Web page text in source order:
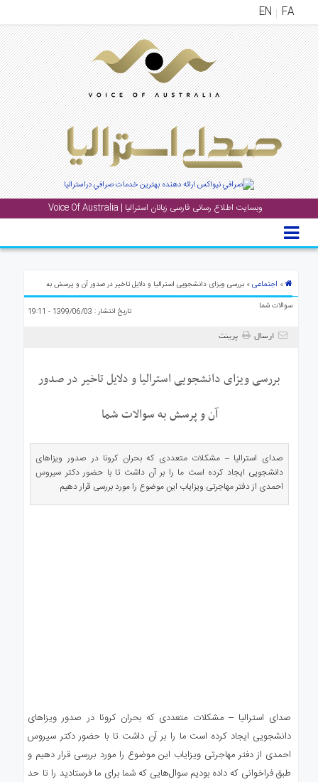
FA
EN
وبسایت اطلاع رسانی فارسی زبانان استرالیا | Voice Of Australia
منوی
اصلی
خانه
جشن
ها
و
رویداد
ها
استرالیا
» اجتماعی» بررسی ویزای دانشجویی استرالیا و دلایل تاخیر در صدور آن و پرسش به
سوالات شما
تاریخ انتشار : 1399/06/03 - 19:11
ارسال پرینت
بررسی ویزای دانشجویی استرالیا و دلایل تاخیر در صدور
آن و پرسش به سوالات شما
صدای استرالیا – مشکلات متعددی که بحران کرونا در صدور ویزاهای
دانشجویی ایجاد کرده است ما را بر آن داشت تا با حضور دکتر سیروس
احمدی از دفتر مهاجرتی ویزایاب این موضوع را مورد بررسی قرار دهیم
صدای استرالیا – مشکلات متعددی که بحران کرونا در صدور ویزاهای
دانشجویی ایجاد کرده است ما را بر آن داشت تا با حضور دکتر سیروس
احمدی از دفتر مهاجرتی ویزایاب این موضوع را مورد بررسی قرار دهیم و
طبق فراخوانی که داده بودیم سوال‌هایی که شما برای ما فرستادید را تا حد